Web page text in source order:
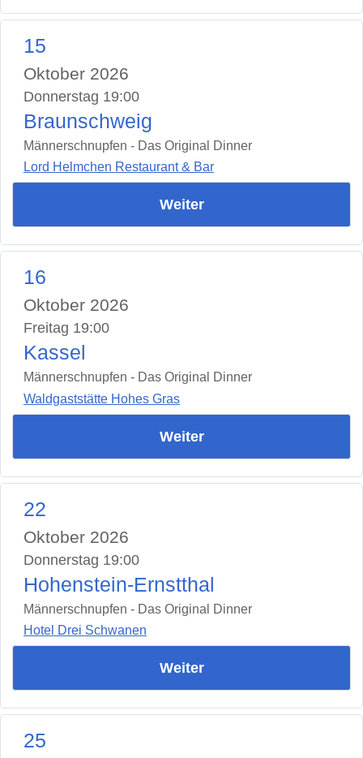
15
Oktober 2026
Donnerstag 19:00
Braunschweig
Männerschnupfen - Das Original Dinner
Lord Helmchen Restaurant & Bar
Weiter
16
Oktober 2026
Freitag 19:00
Kassel
Männerschnupfen - Das Original Dinner
Waldgaststätte Hohes Gras
Weiter
22
Oktober 2026
Donnerstag 19:00
Hohenstein-Ernstthal
Männerschnupfen - Das Original Dinner
Hotel Drei Schwanen
Weiter
25